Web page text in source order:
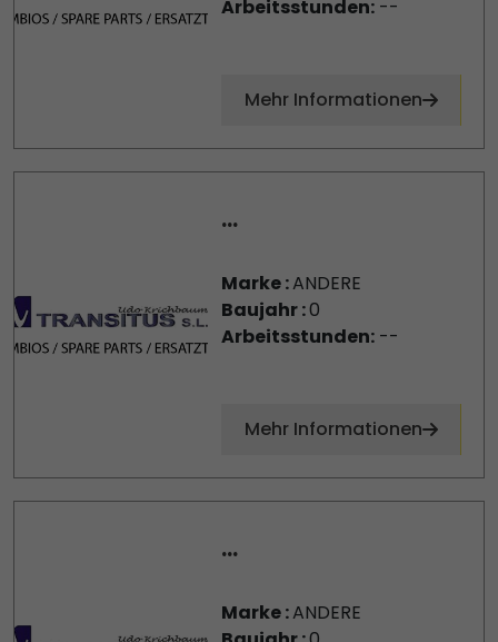
Arbeitsstunden:--
Mehr Informationen
...
Marke :ANDERE
Baujahr :0
Arbeitsstunden:--
Mehr Informationen
...
Marke :ANDERE